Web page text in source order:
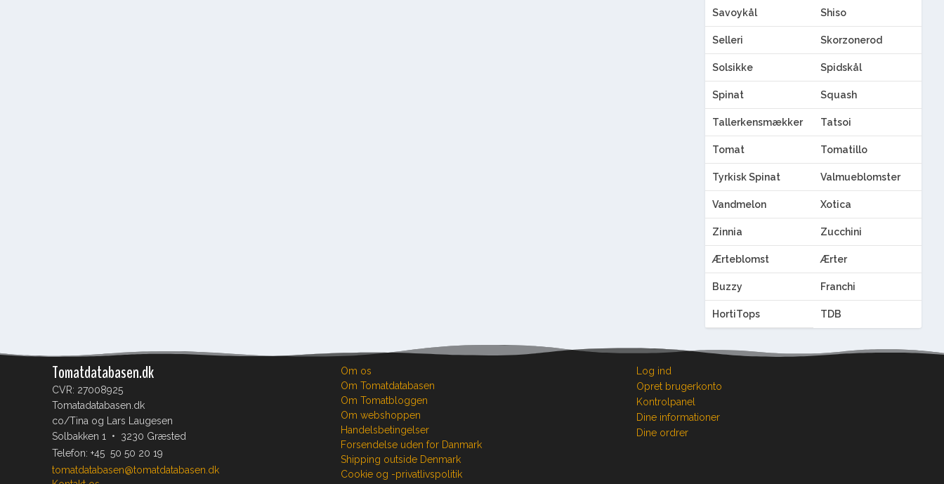
Savoykål Shiso
Selleri Skorzonerod
Solsikke Spidskål
Spinat Squash
Tallerkensmækker Tatsoi
Tomat Tomatillo
Tyrkisk Spinat Valmueblomster
Vandmelon Xotica
Zinnia Zucchini
Ærteblomst Ærter
Buzzy Franchi
HortiTops TDB
Tomatdatabasen.dk
CVR: 27008925
Tomatadatabasen.dk
co/Tina og Lars Laugesen
Solbakken 1 • 3230 Græsted
Telefon: +45 50 50 20 19
tomatdatabasen@tomatdatabasen.dk
Om os
Om Tomatdatabasen
Om Tomatbloggen
Om webshoppen
Handelsbetingelser
Forsendelse uden for Danmark
Shipping outside Denmark
Cookie og -privatlivspolitik
Log ind
Opret brugerkonto
Kontrolpanel
Dine informationer
Dine ordrer